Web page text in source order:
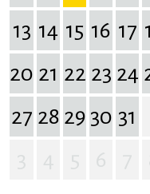
13 14 15 16 17
20 21 22 23 24
27 28 29 30 31